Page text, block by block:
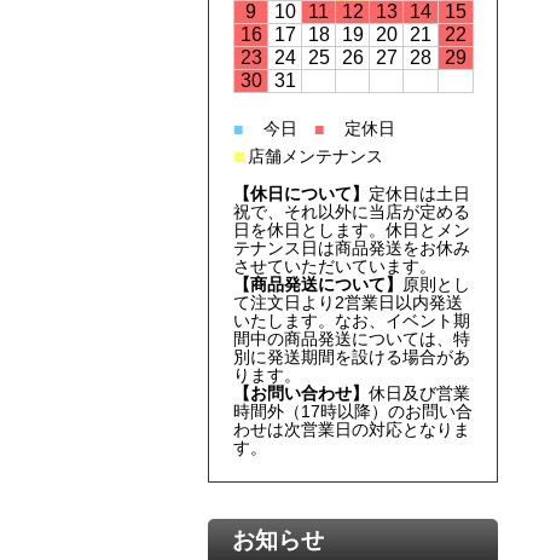
9
10 11 12 13 14
15
16
17 18 19 20 21
22
23
24 25 26 27 28
29
30
31
■ 今日 ■ 定休日
■ 店舗メンテナンス
【休日について】 定休日は土日
祝で、それ以外に当店が定める
日を休日とします。休日とメン
テナンス日は商品発送をお休み
させていただいています。
【商品発送について】
原則とし
て注文日より2営業日以内発送
いたします。なお、イベント期
間中の商品発送については、特
別に発送期間を設ける場合があ
ります。
【お問い合わせ】 休日及び営業
時間外（17時以降）のお問い合
わせは次営業日の対応となりま
す。
お知らせ